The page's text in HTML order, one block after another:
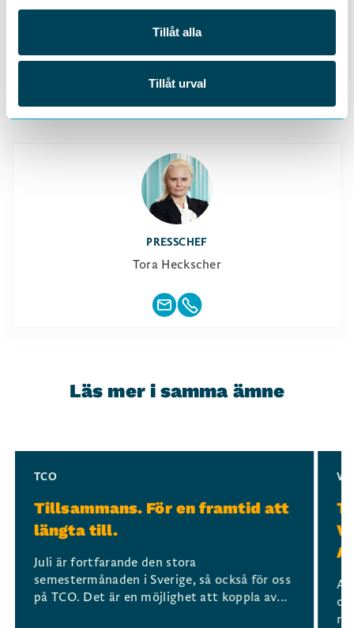
Tillåt alla
Tillåt urval
PRESSCHEF
Tora Heckscher
Läs mer i samma ämne
TCO
Tillsammans. För en framtid att
längta till.
Juli är fortfarande den stora
semestermånaden i Sverige, så också för oss
på TCO. Det är en möjlighet att koppla av...